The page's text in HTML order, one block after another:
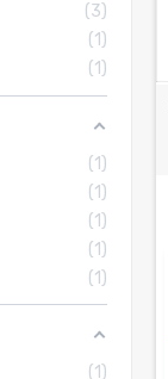
3
1
1
1
1
1
1
1
1